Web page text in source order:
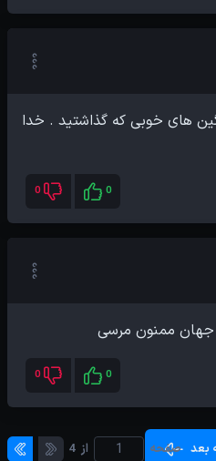
های خوبی که گذاشتید . خدا
0
0
ممنون مرسی
0
0
بعد صفحه از 4